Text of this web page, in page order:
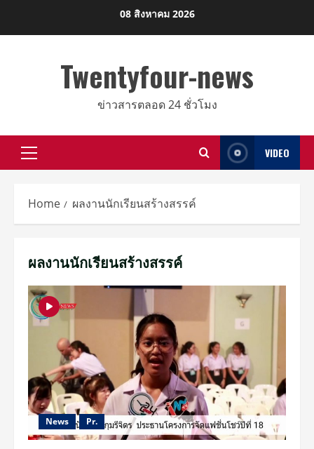
08 สิงหาคม 2026
Twentyfour-news
ข่าวสารตลอด 24 ชั่วโมง
Primary
VIDEO
Home ผลงานนักเรียนสร้างสรรค์
ผลงานนักเรียนสร้างสรรค์
News Pr.